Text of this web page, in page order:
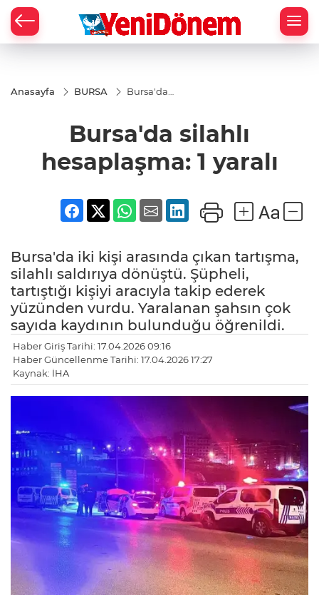
Anasayfa BURSA
Bursa'da
1 yaralı
Bursa'da silahlı
hesaplaşma: 1 yaralı
Bursa'da iki kişi arasında çıkan tartışma,
silahlı saldırıya dönüştü. Şüpheli,
tartıştığı kişiyi aracıyla takip ederek
yüzünden vurdu. Yaralanan şahsın çok
sayıda kaydının bulunduğu öğrenildi.
Haber Giriş Tarihi: 17.04.2026 09:16
Haber Güncellenme Tarihi: 17.04.2026 17:27
Kaynak: İHA